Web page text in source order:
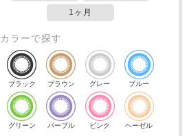
1ヶ月
カラーで探す
ブラック ブラウン グレー ブルー
グリーン パープル ピンク ヘーゼル